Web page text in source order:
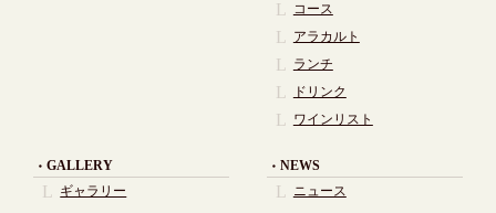
コース
アラカルト
ランチ
ドリンク
ワインリスト
GALLERY
ギャラリー
NEWS
ニュース